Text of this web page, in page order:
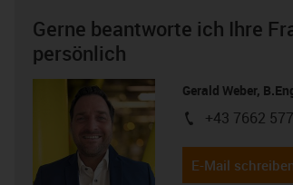
Gerne beantworte ich Ihre
persönlich
Gerald Weber,
igus-icon-phone
+43 7662
E-Mail